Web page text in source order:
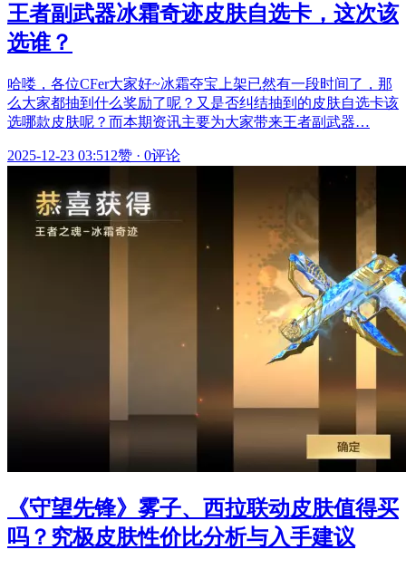
王者副武器冰霜奇迹皮肤自选卡，这次该
选谁？
哈喽，各位CFer大家好~冰霜夺宝上架已然有一段时间了，那
么大家都抽到什么奖励了呢？又是否纠结抽到的皮肤自选卡该
选哪款皮肤呢？而本期资讯主要为大家带来王者副武器…
2025-12-23 03:51 2赞 · 0评论
《守望先锋》雾子、西拉联动皮肤值得买
吗？究极皮肤性价比分析与入手建议